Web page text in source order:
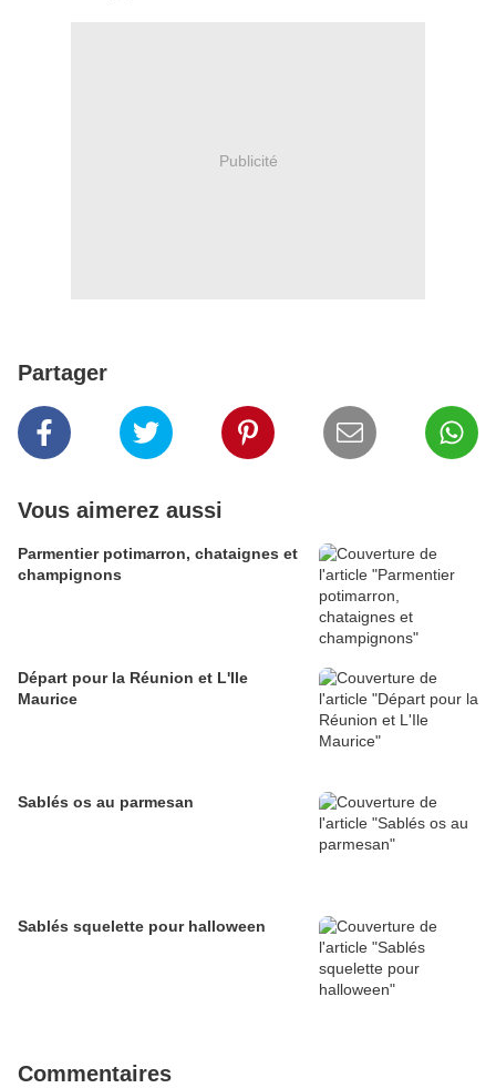
Publicité
Partager
Vous aimerez aussi
Parmentier potimarron, chataignes et
champignons
Départ pour la Réunion et L'Ile
Maurice
Sablés os au parmesan
Sablés squelette pour halloween
Commentaires